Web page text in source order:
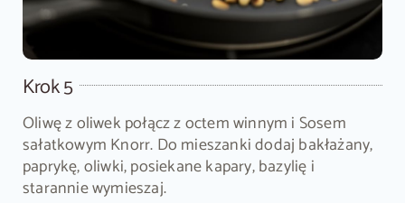
Krok 5
Oliwę z oliwek połącz z octem winnym i Sosem
sałatkowym Knorr. Do mieszanki dodaj bakłażany,
paprykę, oliwki, posiekane kapary, bazylię i
starannie wymieszaj.